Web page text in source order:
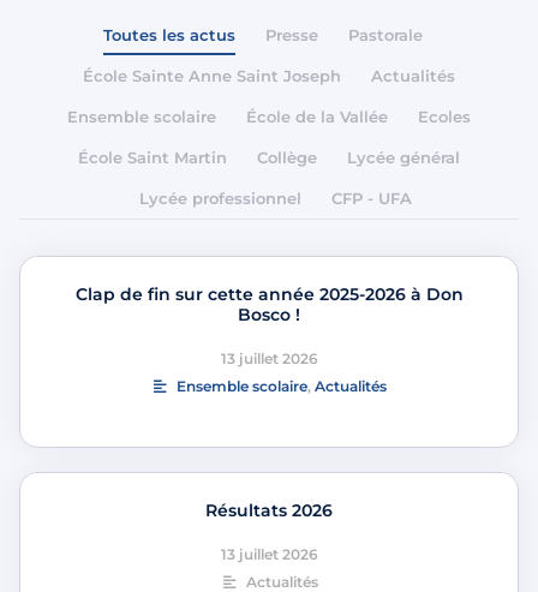
Toutes les actus Presse Pastorale
École Sainte Anne Saint Joseph Actualités
Ensemble scolaire École de la Vallée Ecoles
École Saint Martin Collège Lycée général
Lycée professionnel CFP - UFA
Clap de fin sur cette année 2025-2026 à Don
Bosco !
13 juillet 2026
Ensemble scolaire, Actualités
Résultats 2026
13 juillet 2026
Actualités